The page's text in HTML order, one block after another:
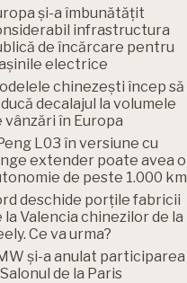
și-a îmbunătățit
infrastructura
de încărcare pentru
electrice
chinezești încep să
decalajul la volumele
vânzări în Europa
L03 în versiune cu
extender poate avea o
de peste 1.000 km
deschide porțile fabricii
la Valencia chinezilor de la
Ce va urma?
și-a anulat participarea
de la Paris